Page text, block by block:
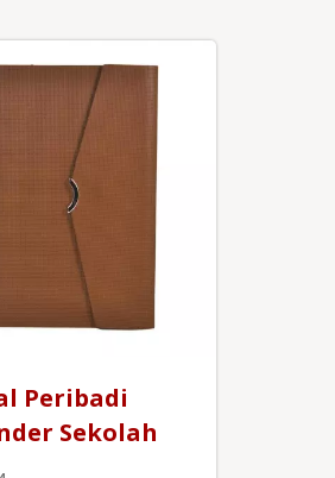
Peribadi
Sekolah